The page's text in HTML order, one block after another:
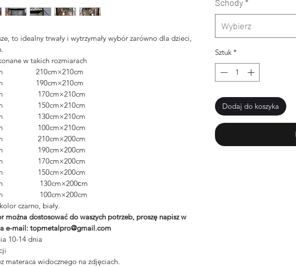
to idealny trwały i wytrzymały wybór zarówno dla dzieci,
w takich rozmiarach
210cm×210cm
190cm×210cm
170cm×210cm
150cm×210cm
130cm×210cm
100cm×210cm
210cm×200cm
190cm×200cm
170cm×200cm
150cm×200cm
130cm×200сm
100cm×200cm
czarno, biały.
można dostosować do waszych potrzeb, proszę napisz w
e-mail: topmetalpro@gmail.com
10-14 dnia
materaca widocznego na zdjęciach.
Schody*
Wybierz
Sztuk *
Dodaj do koszyka